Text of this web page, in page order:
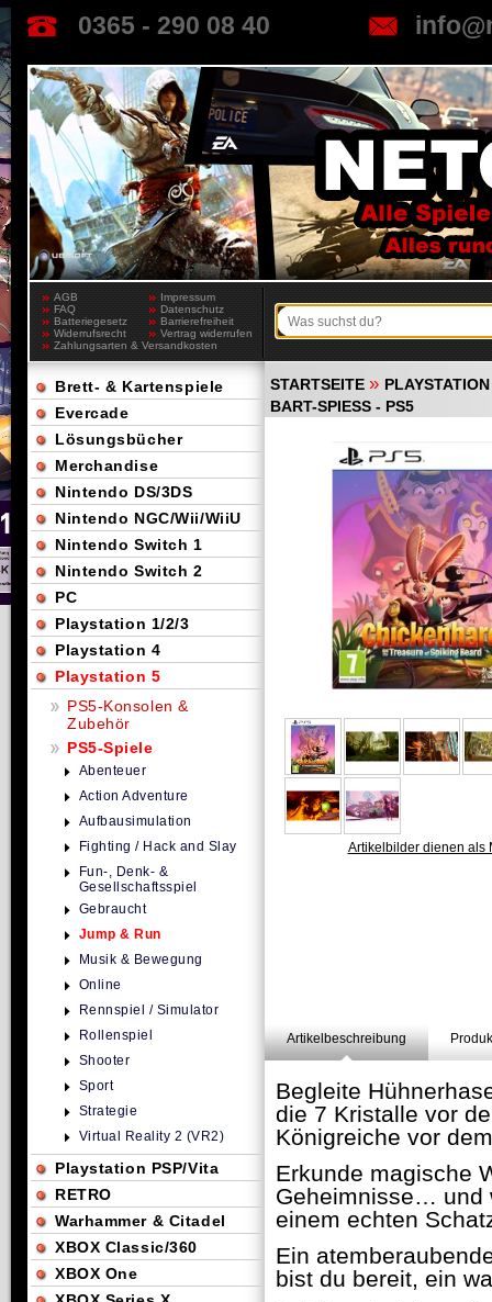
0365 - 290 08 40
AGB
Impressum
FAQ
Datenschutz
Batteriegesetz
Barrierefreiheit
Widerrufsrecht
Vertrag widerrufen
Zahlungsarten & Versandkosten
STARTSEITE »
BART-SPIESS - PS5
Artikelbilder dienen als
Artikelbeschreibung
Begleite
die 7 Kristalle vor
Königreiche vor
Erkunde magische
Geheimnisse… und
einem echten
Ein
bist du bereit, ein
Brett- & Kartenspiele
Evercade
Lösungsbücher
Merchandise
Nintendo DS/3DS
Nintendo NGC/Wii/WiiU
Nintendo Switch 1
Nintendo Switch 2
PC
Playstation 1/2/3
Playstation 4
Playstation 5
PS5-Konsolen &
Zubehör
PS5-Spiele
Abenteuer
Action Adventure
Aufbausimulation
Fighting / Hack and Slay
Fun-, Denk- &
Gesellschaftsspiel
Gebraucht
Jump & Run
Musik & Bewegung
Online
Rennspiel / Simulator
Rollenspiel
Shooter
Sport
Strategie
Virtual Reality 2 (VR2)
Playstation PSP/Vita
RETRO
Warhammer & Citadel
XBOX Classic/360
XBOX One